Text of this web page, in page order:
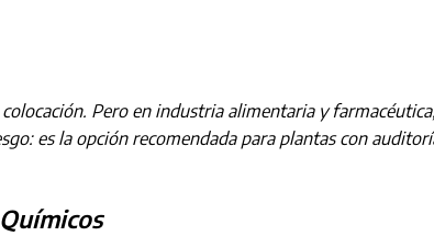
Pero en industria alimentaria y
es la opción recomendada para plantas con